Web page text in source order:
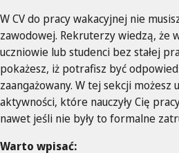
W CV do pracy wakacyjnej nie
zawodowej. Rekruterzy wiedzą, że
uczniowie lub studenci bez stałej
pokażesz, iż potrafisz być
zaangażowany. W tej sekcji
aktywności, które nauczyły Cię
nawet jeśli nie były to formalne
Warto wpisać: